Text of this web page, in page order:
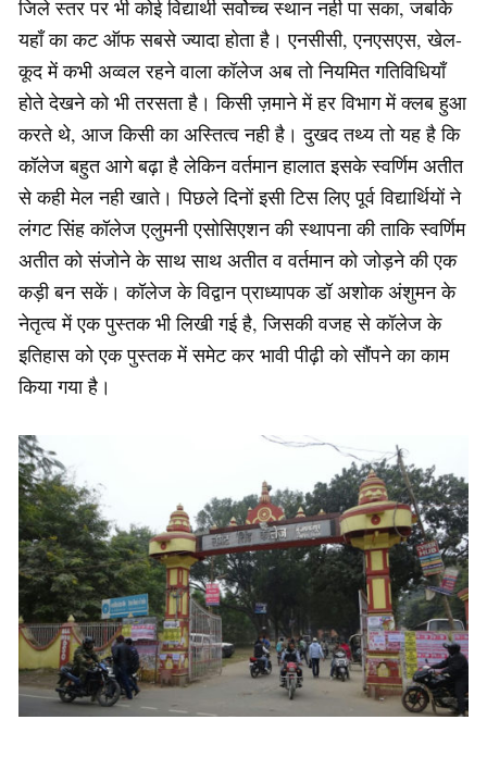
जिले स्तर पर भी कोई विद्यार्थी सर्वोच्च स्थान नही पा सका, जबकि
यहाँ का कट ऑफ सबसे ज्यादा होता है। एनसीसी, एनएसएस, खेल-
कूद में कभी अव्वल रहने वाला कॉलेज अब तो नियमित गतिविधियाँ
होते देखने को भी तरसता है। किसी ज़माने में हर विभाग में क्लब हुआ
करते थे, आज किसी का अस्तित्व नही है। दुखद तथ्य तो यह है कि
कॉलेज बहुत आगे बढ़ा है लेकिन वर्तमान हालात इसके स्वर्णिम अतीत
से कही मेल नही खाते। पिछले दिनों इसी टिस लिए पूर्व विद्यार्थियों ने
लंगट सिंह कॉलेज एलुमनी एसोसिएशन की स्थापना की ताकि स्वर्णिम
अतीत को संजोने के साथ साथ अतीत व वर्तमान को जोड़ने की एक
कड़ी बन सकें। कॉलेज के विद्वान प्राध्यापक डॉ अशोक अंशुमन के
नेतृत्व में एक पुस्तक भी लिखी गई है, जिसकी वजह से कॉलेज के
इतिहास को एक पुस्तक में समेट कर भावी पीढ़ी को सौंपने का काम
किया गया है।